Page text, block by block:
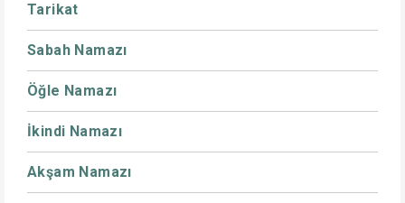
Tarikat
Sabah Namazı
Öğle Namazı
İkindi Namazı
Akşam Namazı